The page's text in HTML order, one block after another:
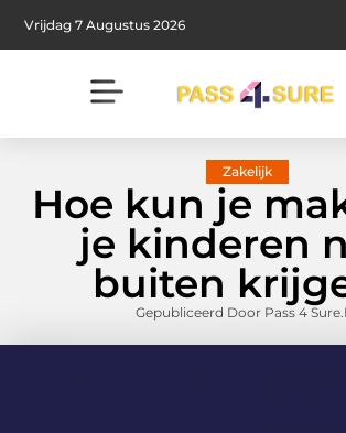
Vrijdag 7 Augustus 2026
Zakelijk
Hoe kun je
je kinderen
buiten
Gepubliceerd Door Pass 4